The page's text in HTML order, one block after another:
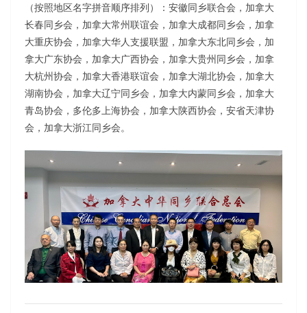
（按照地区名字拼音顺序排列）：安徽同乡联合会，加拿大
长春同乡会，加拿大常州联谊会，加拿大成都同乡会，加拿
大重庆协会，加拿大华人支援联盟，加拿大东北同乡会，加
拿大广东协会，加拿大广西协会，加拿大贵州同乡会，加拿
大杭州协会，加拿大香港联谊会，加拿大湖北协会，加拿大
湖南协会，加拿大辽宁同乡会，加拿大内蒙同乡会，加拿大
青岛协会，多伦多上海协会，加拿大陕西协会，安省天津协
会，加拿大浙江同乡会。